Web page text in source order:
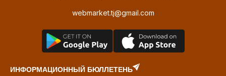
webmarket.tj@gmail.com
ИНФОРМАЦИОННЫЙ БЮЛЛЕТЕНЬ